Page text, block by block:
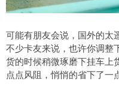
可能有朋友会说，国外的太
不少卡友来说，也许你调整
货的时候稍微琢磨下挂车上
点点风阻，悄悄的省下了一